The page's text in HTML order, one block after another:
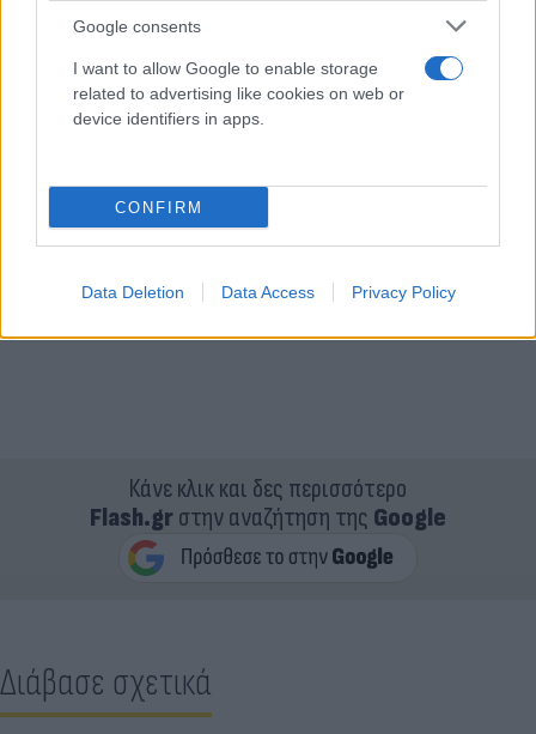
Google consents
I want to allow Google to enable storage
related to advertising like cookies on web or
device identifiers in apps.
CONFIRM
Data Deletion Data Access Privacy Policy
Κάνε κλικ και δες περισσότερο
Flash.grστην αναζήτηση της Google
Διάβασε σχετικά